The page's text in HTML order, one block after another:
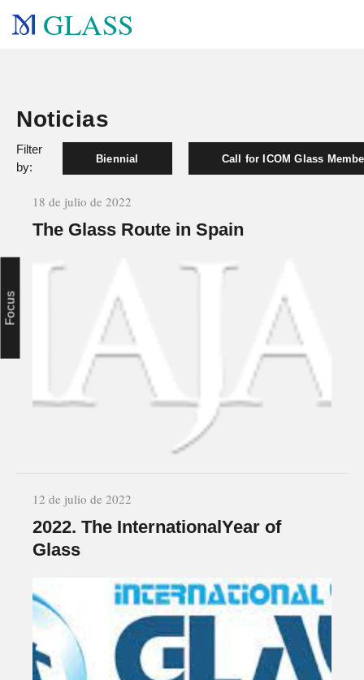
GLASS
Noticias
Filter
by:
Biennial Call for ICOM Glass
18 de julio de 2022
The Glass Route in Spain
Focus
12 de julio de 2022
2022. The InternationalYear of
Glass